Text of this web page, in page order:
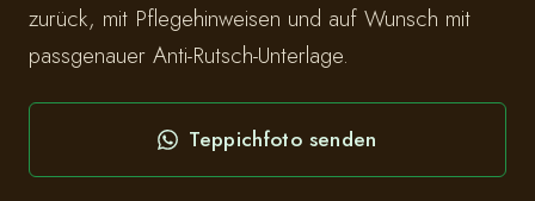
zurück, mit Pflegehinweisen und auf Wunsch mit
passgenauer Anti-Rutsch-Unterlage.
Teppichfoto senden